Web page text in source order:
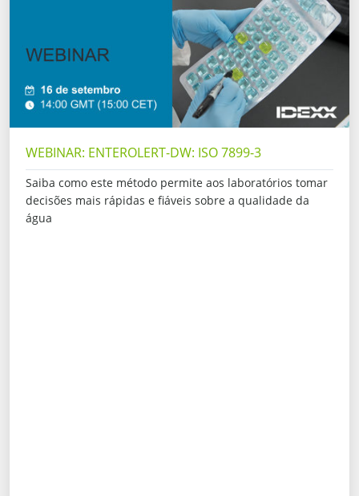
WEBINAR: ENTEROLERT-DW: ISO 7899-3
Saiba como este método permite aos laboratórios tomar
decisões mais rápidas e fiáveis sobre a qualidade da
água